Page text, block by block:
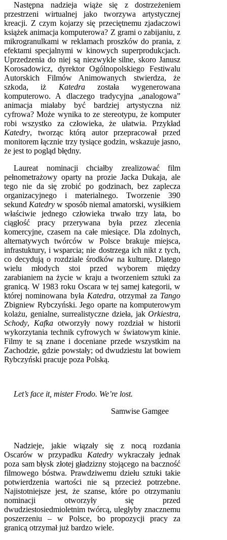
Następna nadzieja wiąże się z dostrzeżeniem
przestrzeni wirtualnej jako tworzywa artystycznej
kreacji. Z czym kojarzy się przeciętnemu zjadaczowi
książek animacja komputerowa? Z grami o zabijaniu, z
mikrogranulkami w reklamach proszków do prania, z
efektami specjalnymi w kinowych superprodukcjach.
Uprzedzenia do niej są niezwykle silne, skoro Janusz
Korosadowicz, dyrektor Ogólnopolskiego Festiwalu
Autorskich Filmów Animowanych stwierdza, że
szkoda, iż Katedrazostała wygenerowana
komputerowo. A dlaczego tradycyjna „analogowa”
animacja miałaby być bardziej artystyczna niż
cyfrowa? Może wynika to ze stereotypu, że komputer
robi wszystko za człowieka, że ułatwia. Przykład
Katedry, tworząc którą autor przepracował przed
monitorem łącznie trzy tysiące godzin, wskazuje jasno,
że jest to pogląd błędny.
Laureat nominacji chciałby zrealizować film
pełnometrażowy oparty na prozie Jacka Dukaja, ale
tego nie da się zrobić po godzinach, bez zaplecza
organizacyjnego i materialnego. Tworzenie 390
sekund Katedry w sposób niemal amatorski, wysiłkiem
właściwie jednego człowieka trwało trzy lata, bo
ciągłość pracy przerywana była przez zlecenia
komercyjne, czasem na całe miesiące. Dla zdolnych,
alternatywych twórców w Polsce brakuje miejsca,
infrastuktury, i wsparcia; nie dostrzega ich nikt z tych,
co decydują o rozdziale środków na kulturę. Dlatego
wielu młodych stoi przed wyborem między
zarabianiem na życie w kraju a tworzeniem sztuki za
granicą. W 1983 roku Oscara w tej samej kategorii, w
której nominowana była Katedra, otrzymał za Tango
Zbigniew Rybczyński. Jego oparte na komputerowym
kolażu, genialne, surrealistyczne dzieła, jakOrkiestra,
Schody, Kafka otworzyły nowy rozdział w historii
wykorzytania technik cyfrowych w światowym kinie.
Filmy te są znane i doceniane przede wszystkim na
Zachodzie, gdzie powstały; od dwudziestu lat bowiem
Rybczyński pracuje poza Polską.
Let’s face it, mister Frodo. We’re lost.
Samwise Gamgee
Nadzieje, jakie wiązały się z nocą rozdania
Oscarów w przypadku Katedry wykraczały jednak
poza sam błysk złotej gładzizny stojącego na baczność
filmowego bóstwa. Prawdziwemu dziełu sztuki takie
potwierdzenia wartości nie są przecież potrzebne.
Najistotniejsze jest, że szanse, które po otrzymaniu
nominacji otworzyły się przed
dwudziestosiedmioletnim twórcą, uległyby znacznemu
poszerzeniu – w Polsce, bo propozycji pracy za
granicą otrzymał już bardzo wiele.